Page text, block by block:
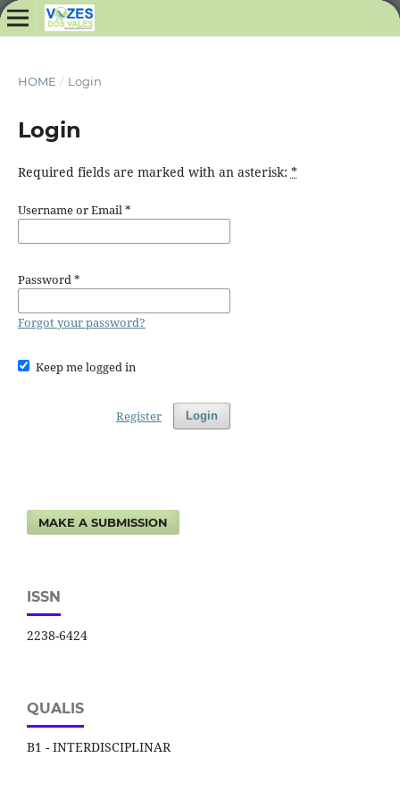
HOME / Login
Login
Required fields are marked with an asterisk: *
Username or Email*
Password*
Forgot your password?
Keep me logged in
Login
Register
MAKE A SUBMISSION
ISSN
2238-6424
QUALIS
B1 - INTERDISCIPLINAR